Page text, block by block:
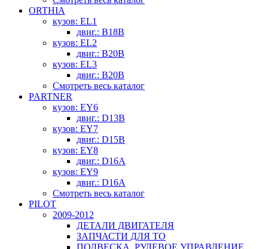
ORTHIA
кузов: EL1
двиг.: B18B
кузов: EL2
двиг.: B20B
кузов: EL3
двиг.: B20B
Смотреть весь каталог
PARTNER
кузов: EY6
двиг.: D13B
кузов: EY7
двиг.: D15B
кузов: EY8
двиг.: D16A
кузов: EY9
двиг.: D16A
Смотреть весь каталог
PILOT
2009-2012
ДЕТАЛИ ДВИГАТЕЛЯ
ЗАПЧАСТИ ДЛЯ ТО
ПОДВЕСКА, РУЛЕВОЕ УПРАВЛЕНИЕ,